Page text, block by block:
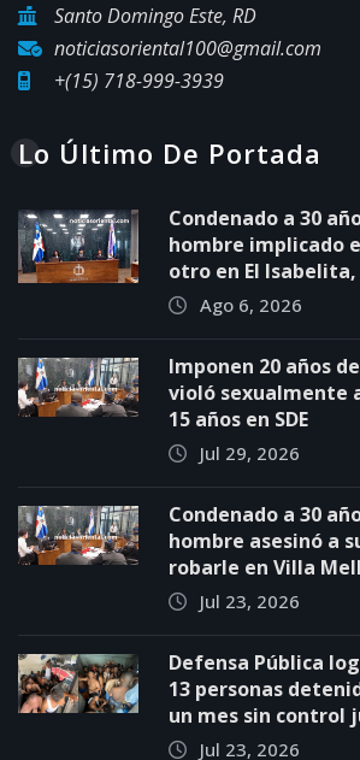
Santo Domingo Este, RD
noticiasoriental100@gmail.com
+(15) 718-999-3939
Lo Último De Portada
Condenado a 30
hombre implicado
otro en El Isabelita,
Ago 6, 2026
Imponen 20 años
violó sexualmente
15 años en SDE
Jul 29, 2026
Condenado a 30
hombre asesinó a
robarle en Villa
Jul 23, 2026
Defensa Pública
13 personas
un mes sin control
Jul 23, 2026